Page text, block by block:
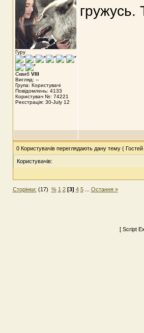
Гуру
Сквиб VIII
Вигляд: --
Група: Користувачі
Повідомлень: 4133
Користувач №: 74221
Реєстрація: 30-July 12
гружусь.
0 Користувачів переглядають дану тему (
Користувачів:
Сторінки: (17) % 1 2 [3] 4 5... Остання »
[ Script